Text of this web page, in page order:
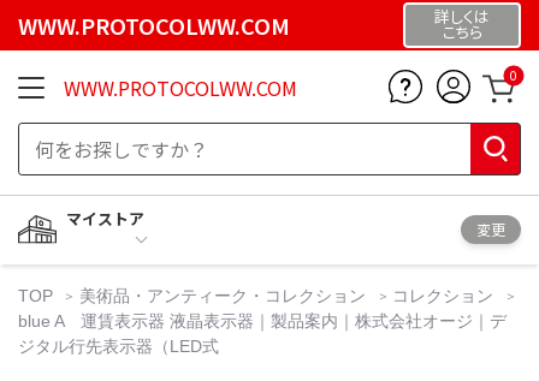
WWW.PROTOCOLWW.COM 詳しくは
こちら
WWW.PROTOCOLWW.COM 0
マイストア
変更
TOP 美術品・アンティーク・コレクション
コレクション
blue A 運賃表示器 液晶表示器｜製品案内｜株式会社オージ｜デ
ジタル行先表示器（LED式